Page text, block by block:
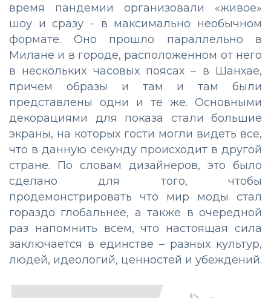
время пандемии организовали «живое»
шоу и сразу - в максимально необычном
формате. Оно прошло параллельно в
Милане и в городе, расположенном от него
в нескольких часовых поясах – в Шанхае,
причем образы и там и там были
представлены одни и те же. Основными
декорациями для показа стали большие
экраны, на которых гости могли видеть все,
что в данную секунду происходит в другой
стране. По словам дизайнеров, это было
сделано для того, чтобы
продемонстрировать что мир моды стал
гораздо глобальнее, а также в очередной
раз напомнить всем, что настоящая сила
заключается в единстве – разных культур,
людей, идеологий, ценностей и убеждений.